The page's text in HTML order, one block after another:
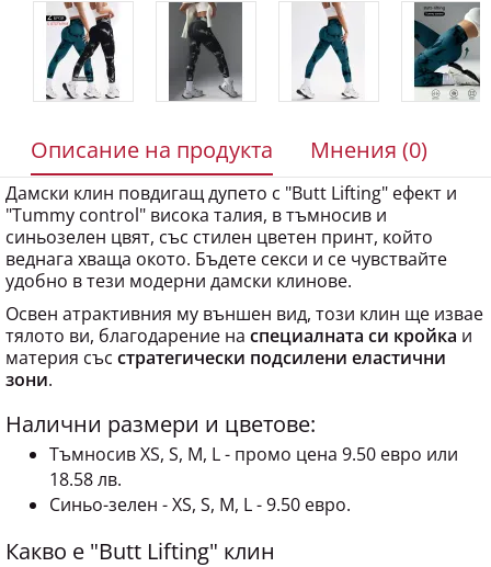
Описание на продукта Мнения (0)
Дамски клин повдигащ дупето с "Butt Lifting" ефект и
"Tummy control" висока талия, в тъмносив и
синьозелен цвят, със стилен цветен принт, който
веднага хваща окото. Бъдете секси и се чувствайте
удобно в тези модерни дамски клинове.
Освен атрактивния му външен вид, този клин ще извае
тялото ви, благодарение на специалната си кройка и
материя със стратегически подсилени еластични
зони.
Налични размери и цветове:
Тъмносив XS, S, M, L - промо цена 9.50 евро или
18.58 лв.
Синьо-зелен - XS, S, M, L - 9.50 евро.
Какво е "Butt Lifting" клин